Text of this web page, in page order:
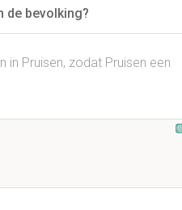
de bevolking?
Pruisen, zodat Pruisen een